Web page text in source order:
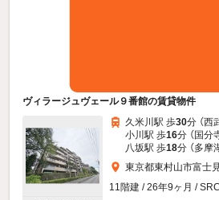
ヴィラージュヴェール９番館の賃貸物件
久米川駅 歩30分 （西
小川駅 歩16分 （国分
八坂駅 歩18分 （多摩
東京都東村山市富士
11階建 / 26年9ヶ月 / SRC